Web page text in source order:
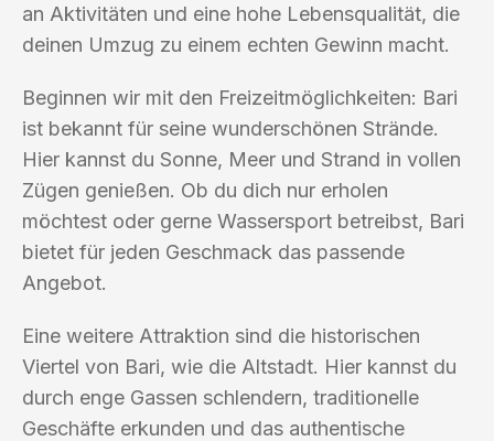
an Aktivitäten und eine hohe Lebensqualität, die
deinen Umzug zu einem echten Gewinn macht.
Beginnen wir mit den Freizeitmöglichkeiten: Bari
ist bekannt für seine wunderschönen Strände.
Hier kannst du Sonne, Meer und Strand in vollen
Zügen genießen. Ob du dich nur erholen
möchtest oder gerne Wassersport betreibst, Bari
bietet für jeden Geschmack das passende
Angebot.
Eine weitere Attraktion sind die historischen
Viertel von Bari, wie die Altstadt. Hier kannst du
durch enge Gassen schlendern, traditionelle
Geschäfte erkunden und das authentische